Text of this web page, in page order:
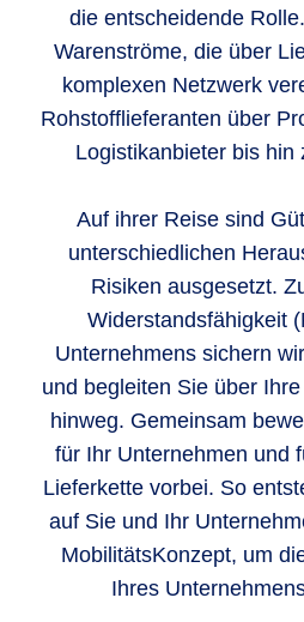
die entscheidende
Warenströme, die über
komplexen Netzwerk
Rohstofflieferanten über
Logistikanbieter bis hin
Auf ihrer Reise sind
unterschiedlichen
Risiken ausgesetzt.
Widerstandsfähigkeit
Unternehmens sichern
und begleiten Sie über
hinweg. Gemeinsam
für Ihr Unternehmen und
Lieferkette vorbei. So
auf Sie und Ihr
MobilitätsKonzept, um
Ihres